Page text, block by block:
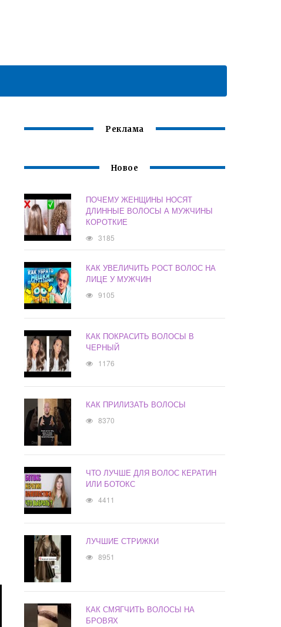
Реклама
Новое
ПОЧЕМУ ЖЕНЩИНЫ НОСЯТ
ДЛИННЫЕ ВОЛОСЫ А МУЖЧИНЫ
КОРОТКИЕ
3185
КАК УВЕЛИЧИТЬ РОСТ ВОЛОС НА
ЛИЦЕ У МУЖЧИН
9105
КАК ПОКРАСИТЬ ВОЛОСЫ В
ЧЕРНЫЙ
1176
КАК ПРИЛИЗАТЬ ВОЛОСЫ
8370
ЧТО ЛУЧШЕ ДЛЯ ВОЛОС КЕРАТИН
ИЛИ БОТОКС
4411
ЛУЧШИЕ СТРИЖКИ
8951
КАК СМЯГЧИТЬ ВОЛОСЫ НА
БРОВЯХ